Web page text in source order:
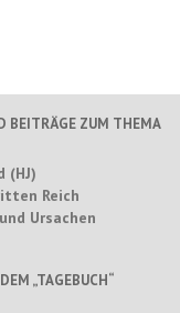
BEITRÄGE ZUM THEMA
(HJ)
Reich
Ursachen
„TAGEBUCH“